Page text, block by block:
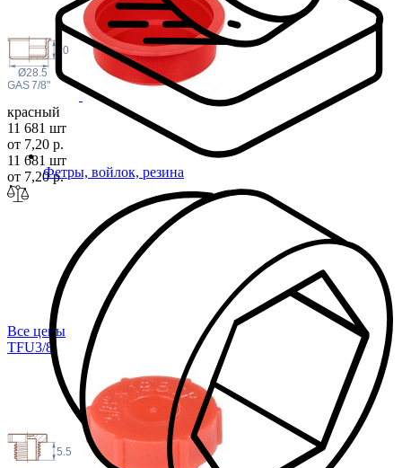
Фетры, войлок, резина
10
Ø28.5
GAS7/8"
красный
11 681 шт
от 7,20 р.
11 681 шт
от 7,20 р.
Все цены
TFU3/8
5.5